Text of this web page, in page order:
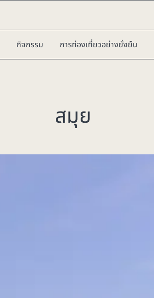
กิจกรรม การท่องเที่ยวอย่างยั่งยืน
สมุย